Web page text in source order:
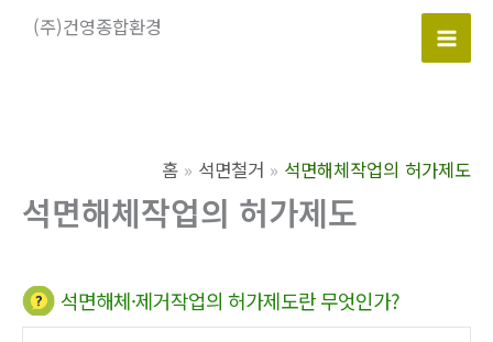
(주)건영종합환경
Main
홈 석면철거 석면해체작업의 허가제도
석면해체작업의 허가제도
석면해체·제거작업의 허가제도란 무엇인가?